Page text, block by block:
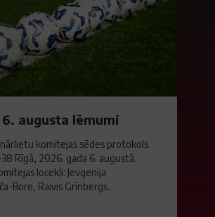
6. augusta lēmumi
komitejas sēdes protokols
Rīgā, 2026. gada 6. augustā.
locekļi: Jevgenija
Bore, Raivis Grīnbergs...